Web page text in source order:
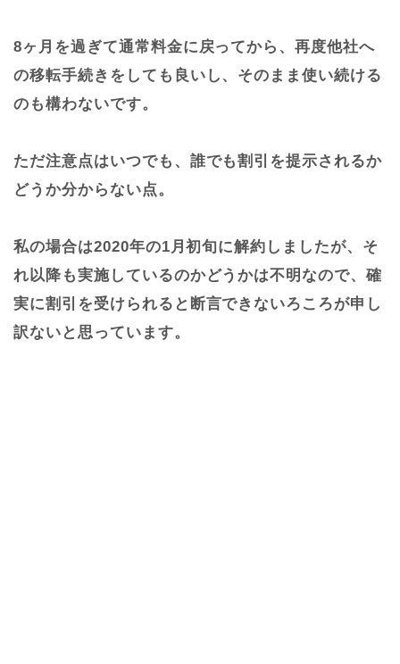
8ヶ月を過ぎて通常料金に戻ってから、再度他社へ
の移転手続きをしても良いし、そのまま使い続ける
のも構わないです。
ただ注意点はいつでも、誰でも割引を提示されるか
どうか分からない点。
私の場合は2020年の1月初旬に解約しましたが、そ
れ以降も実施しているのかどうかは不明なので、確
実に割引を受けられると断言できないろころが申し
訳ないと思っています。